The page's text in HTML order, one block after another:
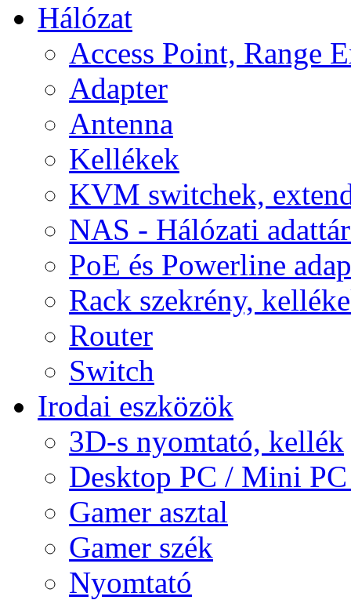
Hálózat
Access Point, Range
Adapter
Antenna
Kellékek
KVM switchek,
NAS - Hálózati
PoE és Powerline
Rack szekrény,
Router
Switch
Irodai eszközök
3D-s nyomtató, kellék
Desktop PC / Mini
Gamer asztal
Gamer szék
Nyomtató